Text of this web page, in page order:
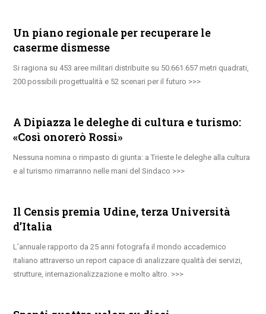
Un piano regionale per recuperare le
caserme dismesse
Si ragiona su 453 aree militari distribuite su 50.661.657 metri quadrati,
200 possibili progettualità e 52 scenari per il futuro
A Dipiazza le deleghe di cultura e turismo:
«Così onorerò Rossi»
Nessuna nomina o rimpasto di giunta: a Trieste le deleghe alla cultura
e al turismo rimarranno nelle mani del Sindaco
Il Censis premia Udine, terza Università
d’Italia
L’annuale rapporto da 25 anni fotografa il mondo accademico
italiano attraverso un report capace di analizzare qualità dei servizi,
strutture, internazionalizzazione e molto altro.